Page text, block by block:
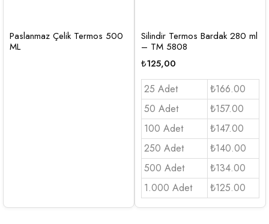
Paslanmaz Çelik Termos 500
ML
Silindir Termos Bardak 280 ml
– TM 5808
₺125,00
25 Adet
₺166.00
50 Adet
₺157.00
100 Adet
₺147.00
250 Adet
₺140.00
500 Adet
₺134.00
1.000 Adet
₺125.00